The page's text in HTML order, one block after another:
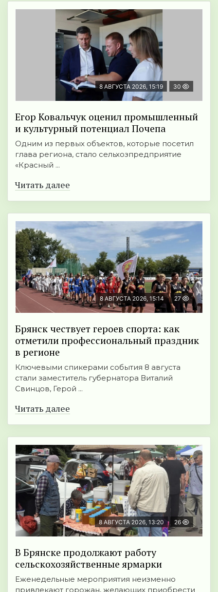
8 АВГУСТА 2026, 15:19 30
Егор Ковальчук оценил промышленный
и культурный потенциал Почепа
Одним из первых объектов, которые посетил
глава региона, стало сельхозпредприятие
«Красный ...
Читать далее
8 АВГУСТА 2026, 15:14 27
Брянск чествует героев спорта: как
отметили профессиональный праздник
в регионе
Ключевыми спикерами события 8 августа
стали заместитель губернатора Виталий
Свинцов, Герой ...
Читать далее
8 АВГУСТА 2026, 13:20 26
В Брянске продолжают работу
сельскохозяйственные ярмарки
Еженедельные мероприятия неизменно
привлекают горожан, желающих приобрести